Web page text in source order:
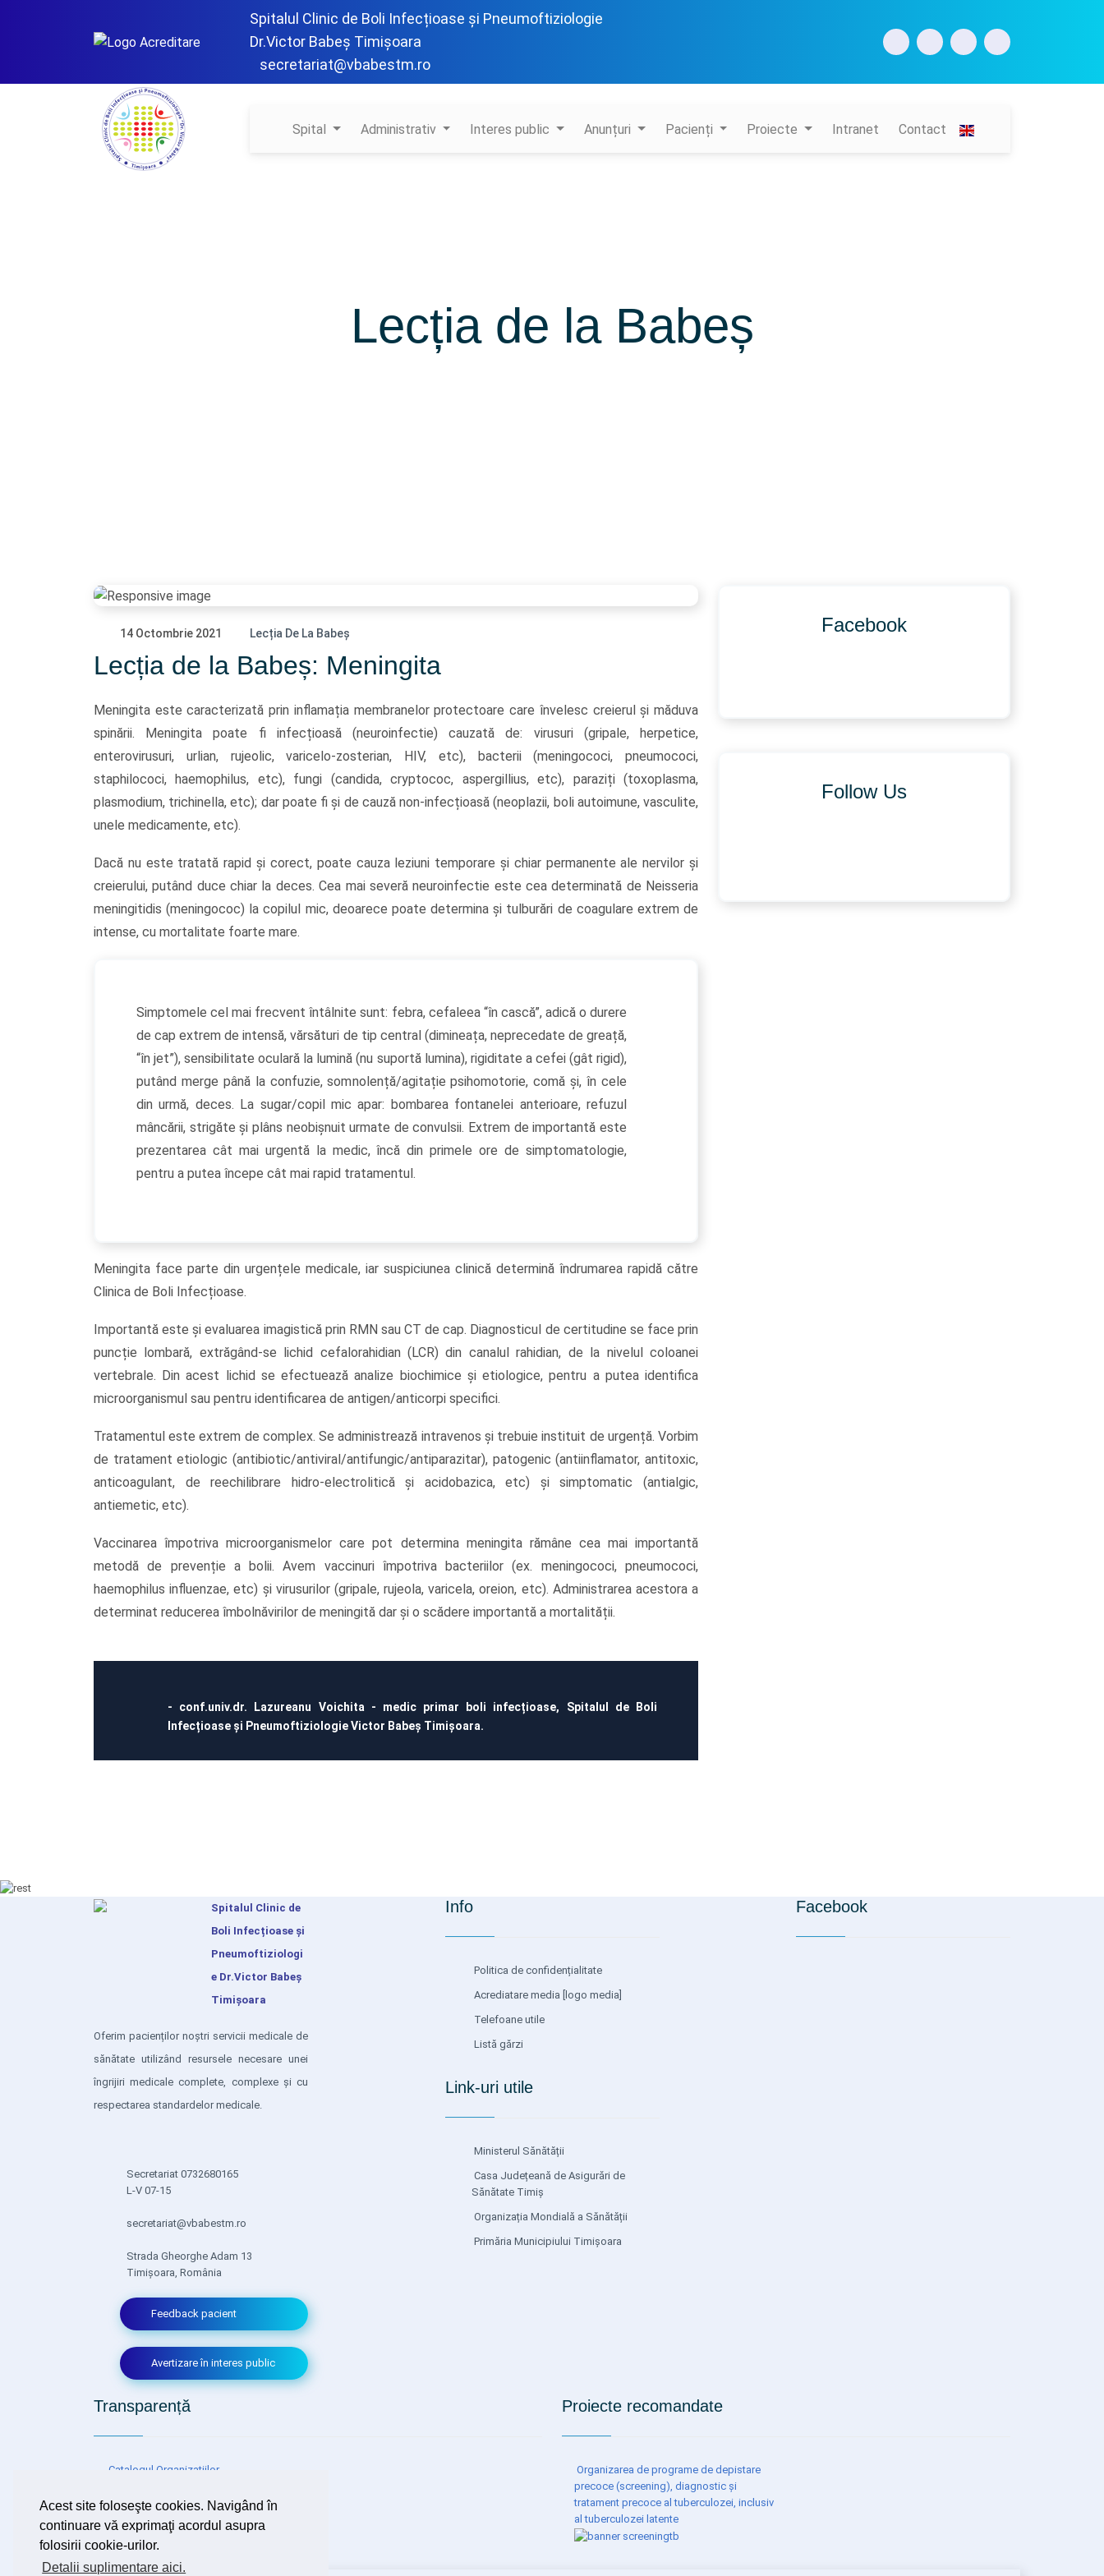
Acest site foloseşte cookies. Navigând în
continuare vă exprimaţi acordul asupra
folosirii cookie-urilor.
Detalii suplimentare aici.
Spitalul Clinic de Boli Infecțioase și Pneumoftiziologie
Dr.Victor Babeș Timișoara
secretariat@vbabestm.ro
Spital Administrativ Interes public Anunțuri Pacienți Proiecte Intranet Contact
Lecția de la Babeș
14 Octombrie 2021 Lecția De La Babeș
Lecția de la Babeș: Meningita
Meningita este caracterizată prin inflamația membranelor protectoare care învelesc creierul și măduva
spinării. Meningita poate fi infecțioasă (neuroinfectie) cauzată de: virusuri (gripale, herpetice,
enterovirusuri, urlian, rujeolic, varicelo-zosterian, HIV, etc), bacterii (meningococi, pneumococi,
staphilococi, haemophilus, etc), fungi (candida, cryptococ, aspergillius, etc), paraziți (toxoplasma,
plasmodium, trichinella, etc); dar poate fi și de cauză non-infecțioasă (neoplazii, boli autoimune, vasculite,
unele medicamente, etc).
Dacă nu este tratată rapid și corect, poate cauza leziuni temporare și chiar permanente ale nervilor și
creierului, putând duce chiar la deces. Cea mai severă neuroinfectie este cea determinată de Neisseria
meningitidis (meningococ) la copilul mic, deoarece poate determina și tulburări de coagulare extrem de
intense, cu mortalitate foarte mare.
Simptomele cel mai frecvent întâlnite sunt: febra, cefaleea “în cască”, adică o durere
de cap extrem de intensă, vărsături de tip central (dimineața, neprecedate de greață,
“în jet”), sensibilitate oculară la lumină (nu suportă lumina), rigiditate a cefei (gât rigid),
putând merge până la confuzie, somnolență/agitație psihomotorie, comă și, în cele
din urmă, deces. La sugar/copil mic apar: bombarea fontanelei anterioare, refuzul
mâncării, strigăte și plâns neobișnuit urmate de convulsii. Extrem de importantă este
prezentarea cât mai urgentă la medic, încă din primele ore de simptomatologie,
pentru a putea începe cât mai rapid tratamentul.
Meningita face parte din urgențele medicale, iar suspiciunea clinică determină îndrumarea rapidă către
Clinica de Boli Infecțioase.
Importantă este și evaluarea imagistică prin RMN sau CT de cap. Diagnosticul de certitudine se face prin
puncție lombară, extrăgând-se lichid cefalorahidian (LCR) din canalul rahidian, de la nivelul coloanei
vertebrale. Din acest lichid se efectuează analize biochimice și etiologice, pentru a putea identifica
microorganismul sau pentru identificarea de antigen/anticorpi specifici.
Tratamentul este extrem de complex. Se administrează intravenos și trebuie instituit de urgență. Vorbim
de tratament etiologic (antibiotic/antiviral/antifungic/antiparazitar), patogenic (antiinflamator, antitoxic,
anticoagulant, de reechilibrare hidro-electrolitică și acidobazica, etc) și simptomatic (antialgic,
antiemetic, etc).
Vaccinarea împotriva microorganismelor care pot determina meningita rămâne cea mai importantă
metodă de prevenție a bolii. Avem vaccinuri împotriva bacteriilor (ex. meningococi, pneumococi,
haemophilus influenzae, etc) și virusurilor (gripale, rujeola, varicela, oreion, etc). Administrarea acestora a
determinat reducerea îmbolnăvirilor de meningită dar și o scădere importantă a mortalității.
- conf.univ.dr. Lazureanu Voichita - medic primar boli infecțioase, Spitalul de Boli
Infecțioase și Pneumoftiziologie Victor Babeș Timișoara.
Facebook
Follow Us
Spitalul Clinic de
Boli Infecțioase și
Pneumoftiziologi
e Dr.Victor Babeș
Timișoara
Oferim pacienților noștri servicii medicale de
sănătate utilizând resursele necesare unei
îngrijiri medicale complete, complexe și cu
respectarea standardelor medicale.
Secretariat 0732680165
L-V 07-15
secretariat@vbabestm.ro
Strada Gheorghe Adam 13
Timișoara, România
Feedback pacient
Avertizare în interes public
Info
Politica de confidențialitate
Acrediatare media [logo media]
Telefoane utile
Listă gărzi
Link-uri utile
Ministerul Sănătății
Casa Județeană de Asigurări de
Sănătate Timiș
Organizația Mondială a Sănătății
Primăria Municipiului Timișoara
Facebook
Transparență
Catalogul Organizațiilor
Consultare și Transparență
Proiecte recomandate
Organizarea de programe de depistare
precoce (screening), diagnostic și
tratament precoce al tuberculozei, inclusiv
al tuberculozei latente